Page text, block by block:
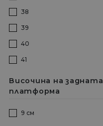
38
39
40
41
Височина на задната
платформа
9 см